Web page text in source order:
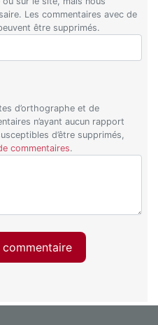
Les commentaires avec de
être supprimés.
d’orthographe et de
n’ayant aucun rapport
d’être supprimés,
commentaires.